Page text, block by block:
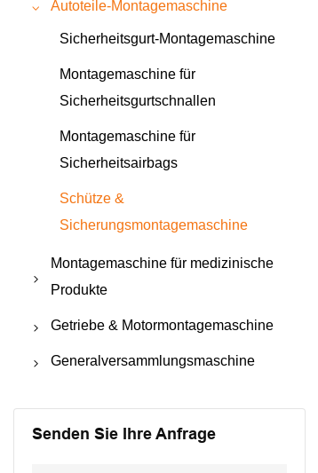
Mikroschalter-Montagemaschine
Steckdosenmontagemaschine
MCB-Montagemaschine
Terminal-Montagemaschine
Autoteile-Montagemaschine
Sicherheitsgurt-Montagemaschine
Montagemaschine für
Sicherheitsgurtschnallen
Montagemaschine für
Sicherheitsairbags
Schütze &
Sicherungsmontagemaschine
Montagemaschine für medizinische
Produkte
Montagemaschine für biologische
Getriebe & Motormontagemaschine
Motormontagemaschine
Montagemaschine für
Generalversammlungsmaschine
Automatische
Senden Sie Ihre Anfrage